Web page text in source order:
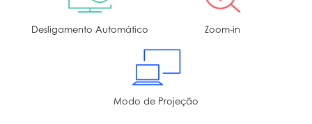
Desligamento Automático Zoom-in
Modo de Projeção